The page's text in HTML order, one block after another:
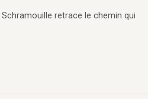
retrace le chemin qui